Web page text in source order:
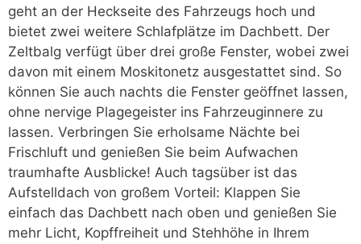
geht an der Heckseite des Fahrzeugs hoch und
bietet zwei weitere Schlafplätze im Dachbett. Der
Zeltbalg verfügt über drei große Fenster, wobei zwei
davon mit einem Moskitonetz ausgestattet sind. So
können Sie auch nachts die Fenster geöffnet lassen,
ohne nervige Plagegeister ins Fahrzeuginnere zu
lassen. Verbringen Sie erholsame Nächte bei
Frischluft und genießen Sie beim Aufwachen
traumhafte Ausblicke! Auch tagsüber ist das
Aufstelldach von großem Vorteil: Klappen Sie
einfach das Dachbett nach oben und genießen Sie
mehr Licht, Kopffreiheit und Stehhöhe in Ihrem